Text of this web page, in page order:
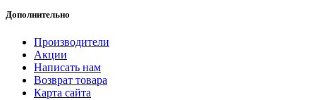
Дополнительно
Производители
Акции
Написать нам
Возврат товара
Карта сайта